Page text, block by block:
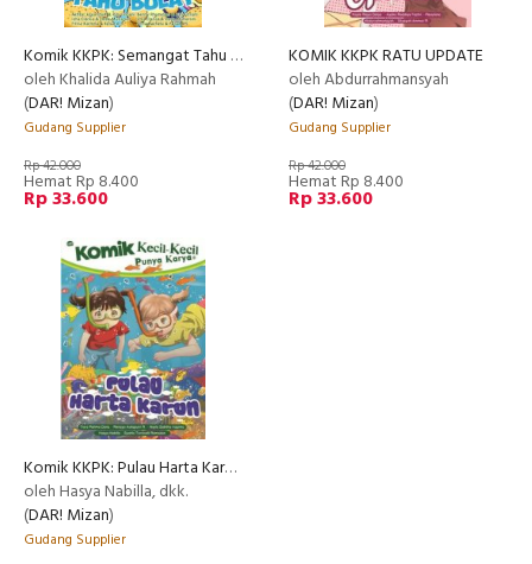
Komik KKPK: Semangat Tahu Bulat
oleh Khalida Auliya Rahmah
(DAR! Mizan)
Gudang Supplier
Rp 42.000
Hemat Rp 8.400
Rp 33.600
KOMIK KKPK RATU UPDATE
oleh Abdurrahmansyah
(DAR! Mizan)
Gudang Supplier
Rp 42.000
Hemat Rp 8.400
Rp 33.600
Komik KKPK: Pulau Harta Karun
oleh Hasya Nabilla, dkk.
(DAR! Mizan)
Gudang Supplier